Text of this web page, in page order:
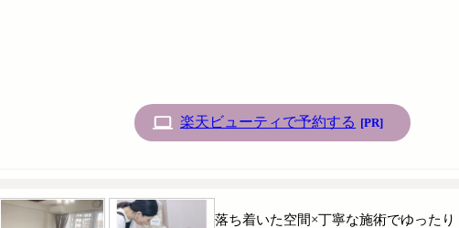
楽天ビューティで予約する [PR]
落ち着いた空間×丁寧な施術でゆった